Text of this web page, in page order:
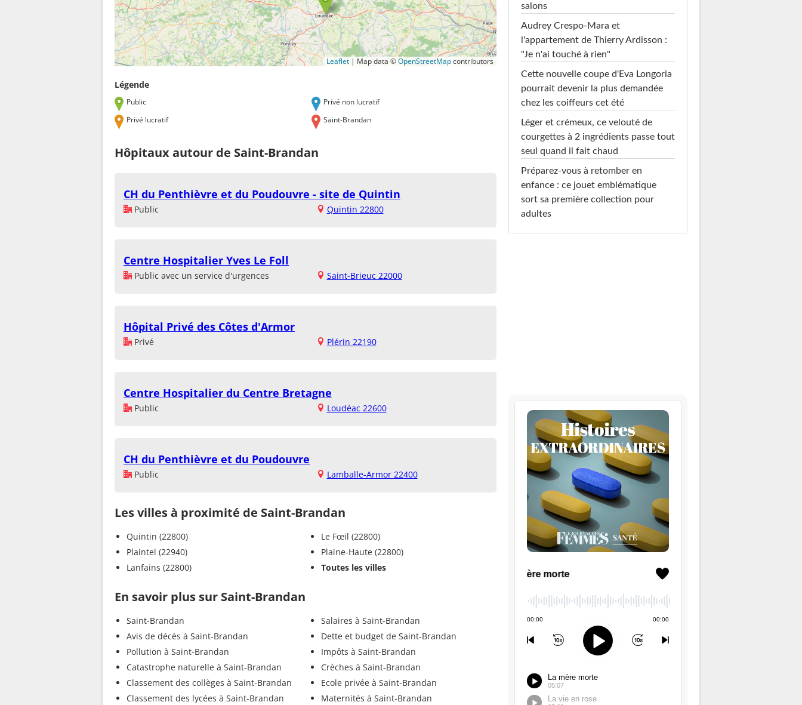
Leaflet | Map data ©OpenStreetMapcontributors
Légende
Public
Privé non lucratif
Privé lucratif
Saint-Brandan
Hôpitaux autour de Saint-Brandan
CH du Penthièvre et du Poudouvre - site de Quintin
Public Quintin 22800
Centre Hospitalier Yves Le Foll
Public avec un service d'urgences Saint-Brieuc 22000
Hôpital Privé des Côtes d'Armor
Privé Plérin 22190
Centre Hospitalier du Centre Bretagne
Public Loudéac 22600
CH du Penthièvre et du Poudouvre
Public Lamballe-Armor 22400
Les villes à proximité de Saint-Brandan
Quintin (22800)
Plaintel (22940)
Lanfains (22800)
Le Fœil (22800)
Plaine-Haute (22800)
Toutes les villes
En savoir plus sur Saint-Brandan
Saint-Brandan
Avis de décès à Saint-Brandan
Pollution à Saint-Brandan
Catastrophe naturelle à Saint-Brandan
Classement des collèges à Saint-Brandan
Classement des lycées à Saint-Brandan
Salaires à Saint-Brandan
Dette et budget de Saint-Brandan
Impôts à Saint-Brandan
Crèches à Saint-Brandan
Ecole privée à Saint-Brandan
Maternités à Saint-Brandan
salons
Audrey Crespo-Mara et
l'appartement de Thierry Ardisson :
"Je n'ai touché à rien"
Cette nouvelle coupe d'Eva Longoria
pourrait devenir la plus demandée
chez les coiffeurs cet été
Léger et crémeux, ce velouté de
courgettes à 2 ingrédients passe tout
seul quand il fait chaud
Préparez-vous à retomber en
enfance : ce jouet emblématique
sort sa première collection pour
adultes